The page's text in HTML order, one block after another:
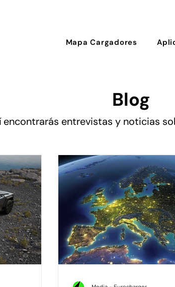
Mapa Cargadores
Blog
encontrarás entrevistas y noticias